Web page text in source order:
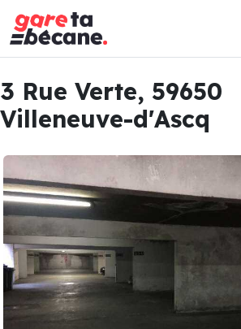
3 Rue Verte, 59650
Villeneuve-d'Ascq